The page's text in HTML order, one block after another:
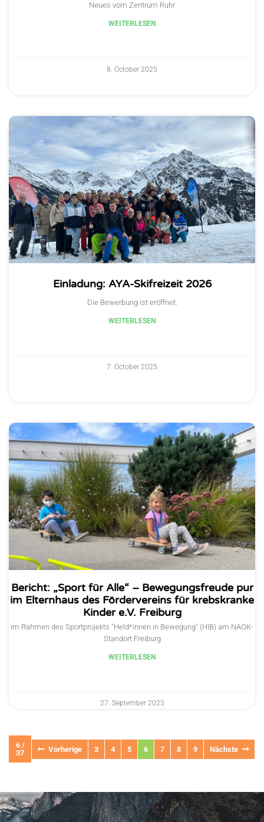
Neues vom Zentrum Ruhr
WEITERLESEN
8. October 2025
Einladung: AYA-Skifreizeit 2026
Die Bewerbung ist eröffnet.
WEITERLESEN
7. October 2025
Bericht: „Sport für Alle“ – Bewegungsfreude pur
im Elternhaus des Fördervereins für krebskranke
Kinder e.V. Freiburg
im Rahmen des Sportprojekts "Held*innen in Bewegung" (HIB) am NAOK-
Standort Freiburg
WEITERLESEN
27. September 2025
6 /
37
Vorherige 3 4 5 6 7 8 9 Nächste